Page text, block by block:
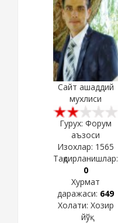
Сайт ашаддий
мухлиси
Гурух: Форум
аъзоси
Изохлар: 1565
Тақдирланишлар:
0
Хурмат
даражаси: 649
Холати: Хозир
йўқ